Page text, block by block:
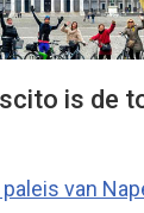
is de
van